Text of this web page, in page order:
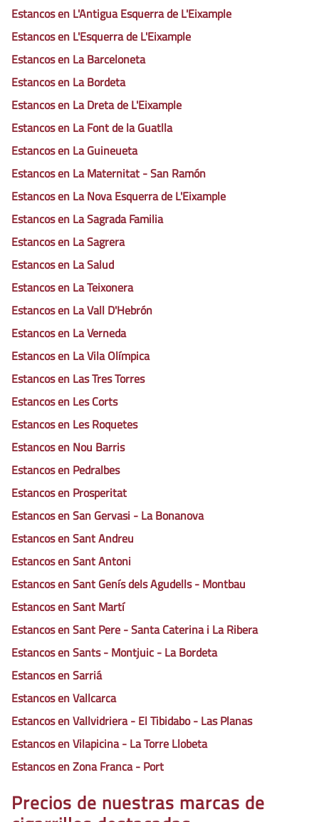
Estancos en L'Antigua Esquerra de L'Eixample
Estancos en L'Esquerra de L'Eixample
Estancos en La Barceloneta
Estancos en La Bordeta
Estancos en La Dreta de L'Eixample
Estancos en La Font de la Guatlla
Estancos en La Guineueta
Estancos en La Maternitat - San Ramón
Estancos en La Nova Esquerra de L'Eixample
Estancos en La Sagrada Familia
Estancos en La Sagrera
Estancos en La Salud
Estancos en La Teixonera
Estancos en La Vall D'Hebrón
Estancos en La Verneda
Estancos en La Vila Olímpica
Estancos en Las Tres Torres
Estancos en Les Corts
Estancos en Les Roquetes
Estancos en Nou Barris
Estancos en Pedralbes
Estancos en Prosperitat
Estancos en San Gervasi - La Bonanova
Estancos en Sant Andreu
Estancos en Sant Antoni
Estancos en Sant Genís dels Agudells - Montbau
Estancos en Sant Martí
Estancos en Sant Pere - Santa Caterina i La Ribera
Estancos en Sants - Montjuic - La Bordeta
Estancos en Sarriá
Estancos en Vallcarca
Estancos en Vallvidriera - El Tibidabo - Las Planas
Estancos en Vilapicina - La Torre Llobeta
Estancos en Zona Franca - Port
Precios de nuestras marcas de